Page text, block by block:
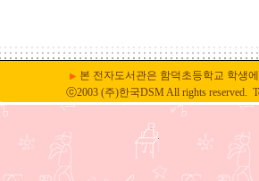
▶ 본 전자도서관은 함덕초등학교 학생
ⓒ2003 (주)한국DSM All rights reserved.